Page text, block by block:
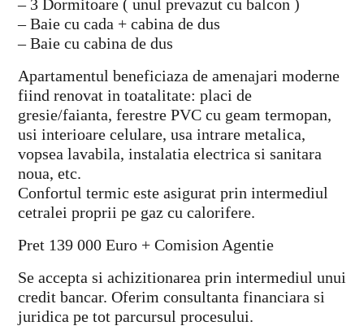
– 3 Dormitoare ( unul prevazut cu balcon )
– Baie cu cada + cabina de dus
– Baie cu cabina de dus
Apartamentul beneficiaza de amenajari moderne
fiind renovat in toatalitate: placi de
gresie/faianta, ferestre PVC cu geam termopan,
usi interioare celulare, usa intrare metalica,
vopsea lavabila, instalatia electrica si sanitara
noua, etc.
Confortul termic este asigurat prin intermediul
cetralei proprii pe gaz cu calorifere.
Pret 139 000 Euro + Comision Agentie
Se accepta si achizitionarea prin intermediul unui
credit bancar. Oferim consultanta financiara si
juridica pe tot parcursul procesului.